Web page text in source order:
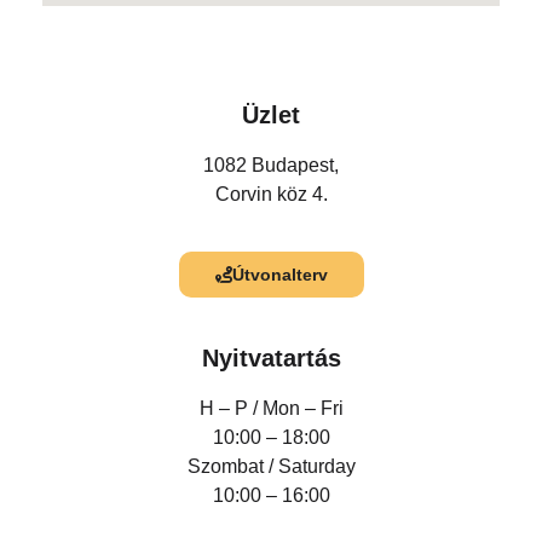
Üzlet
1082 Budapest,
Corvin köz 4.
Útvonalterv
Nyitvatartás
H – P / Mon – Fri
10:00 – 18:00
Szombat / Saturday
10:00 – 16:00